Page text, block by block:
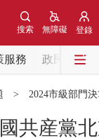
登錄
無障礙
搜索
服務
政民互動
> 2024市級部門
共産黨